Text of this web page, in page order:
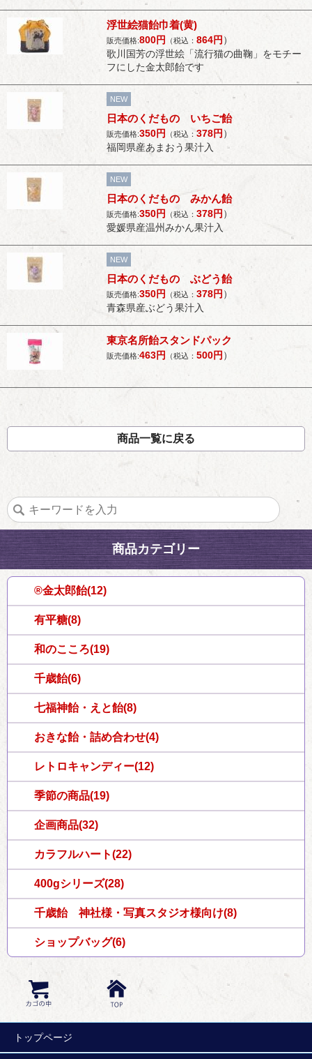
浮世絵猫飴巾着(黄)
販売価格:800円 （税込： 864円 ）
歌川国芳の浮世絵「流行猫の曲鞠」をモチー
フにした金太郎飴です
NEW
日本のくだもの いちご飴
販売価格:350円 （税込： 378円 ）
福岡県産あまおう果汁入
NEW
日本のくだもの みかん飴
販売価格:350円 （税込： 378円 ）
愛媛県産温州みかん果汁入
NEW
日本のくだもの ぶどう飴
販売価格:350円 （税込： 378円 ）
青森県産ぶどう果汁入
東京名所飴スタンドパック
販売価格:463円 （税込： 500円 ）
商品一覧に戻る
商品カテゴリー
®金太郎飴(12)
有平糖(8)
和のこころ(19)
千歳飴(6)
七福神飴・えと飴(8)
おきな飴・詰め合わせ(4)
レトロキャンディー(12)
季節の商品(19)
企画商品(32)
カラフルハート(22)
400gシリーズ(28)
千歳飴 神社様・写真スタジオ様向け(8)
ショップバッグ(6)
トップページ